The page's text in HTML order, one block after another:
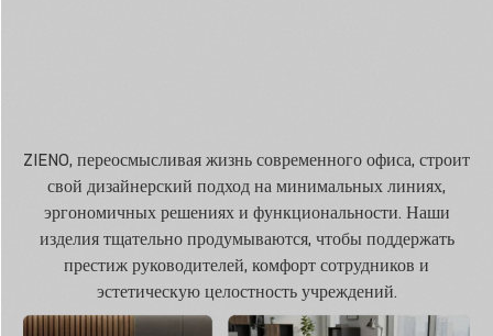
ZIENO, переосмысливая жизнь современного офиса, строит
свой дизайнерский подход на минимальных линиях,
эргономичных решениях и функциональности. Наши
изделия тщательно продумываются, чтобы поддержать
престиж руководителей, комфорт сотрудников и
эстетическую целостность учреждений.